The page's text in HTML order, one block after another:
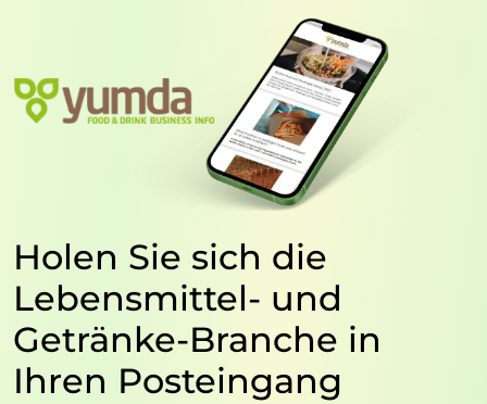
Holen Sie sich die
Lebensmittel- und
Getränke-Branche in
Ihren Posteingang